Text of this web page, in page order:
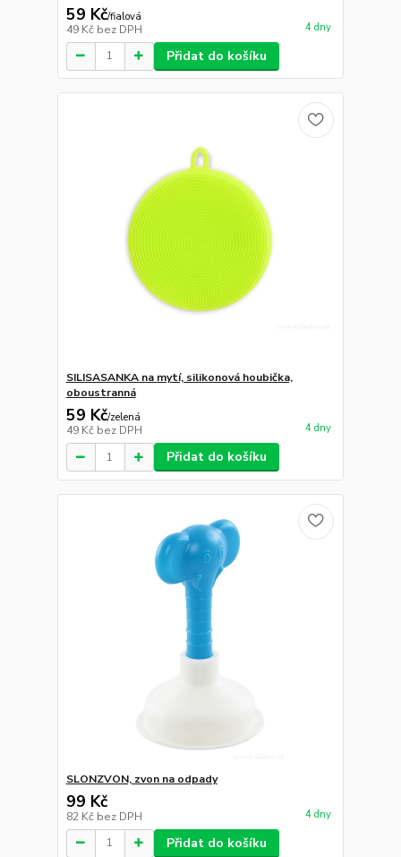
59 Kč/fialová
49 Kč bez DPH 4 dny
Přidat do košíku
SILISASANKA na mytí, silikonová houbička,
oboustranná
59 Kč/zelená
49 Kč bez DPH 4 dny
Přidat do košíku
SLONZVON, zvon na odpady
99 Kč
82 Kč bez DPH 4 dny
Přidat do košíku